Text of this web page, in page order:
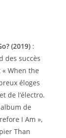
(2019) :
des succès
« When the
éloges
de l’électro.
de
I Am »,
Than